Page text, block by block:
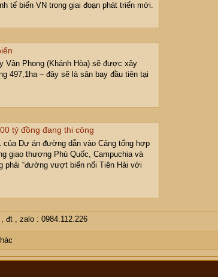
tế biển VN trong giai đoạn phát triển mới.
Vân Phong (Khánh Hòa) sẽ được xây
497,1ha – đây sẽ là sân bay đầu tiên tại
tỷ đồng đang thi công
Dự án đường dẫn vào Cảng tổng hợp
giao thương Phú Quốc, Campuchia và
phải “đường vượt biển nối Tiên Hải với
đt , zalo : 0984.112.226